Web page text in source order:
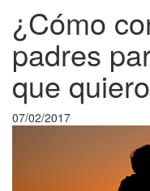
¿Cómo
padres
que
07/02/2017